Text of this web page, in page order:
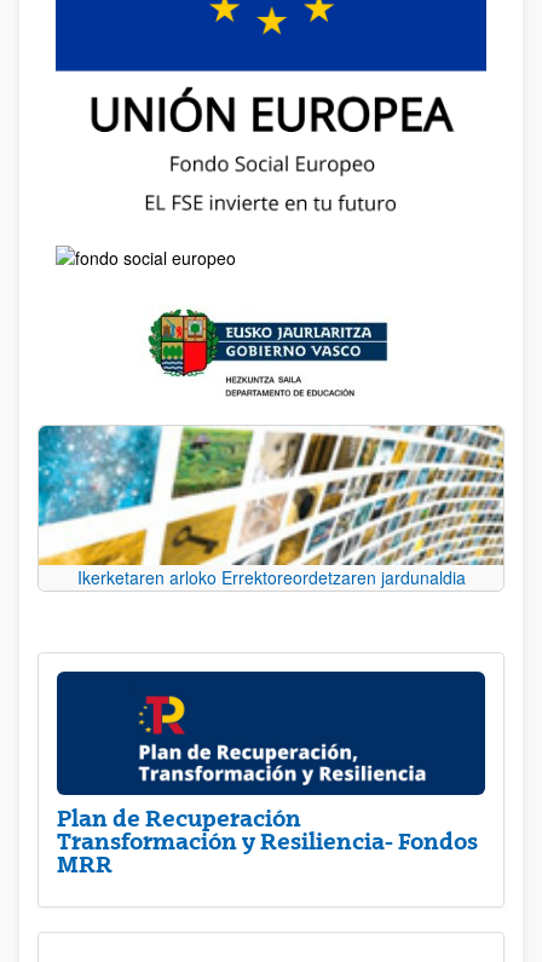
Ikerketaren arloko Errektoreordetzaren jardunaldia
Plan de Recuperación
Transformación y Resiliencia- Fondos
MRR